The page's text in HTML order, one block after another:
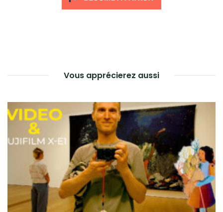
Vous apprécierez aussi